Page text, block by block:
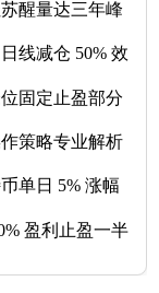
醒量达三年峰
线减仓 50% 效
固定止盈部分
策略专业解析
单日 5% 涨幅
盈利止盈一半